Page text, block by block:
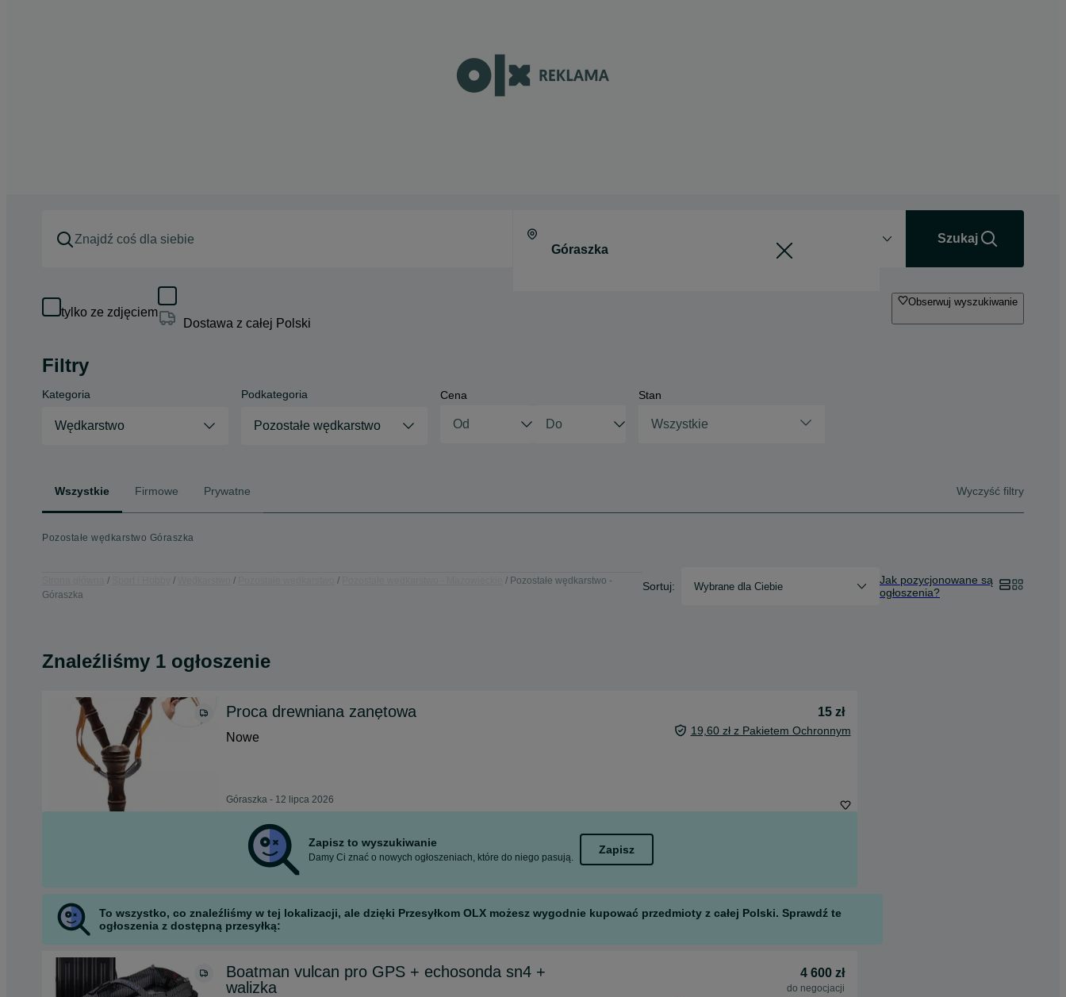
Szukaj
tylko ze zdjęciem
Dostawa z całej Polski
Obserwuj wyszukiwanie
Filtry
Kategoria
Wędkarstwo
Podkategoria
Pozostałe wędkarstwo
Cena Stan
Wszystkie
Wszystkie Firmowe Prywatne Wyczyść filtry
Pozostałe wędkarstwo Góraszka
Pozostałe wędkarstwo -
Góraszka
Sortuj: Wybrane dla Ciebie
Jak pozycjonowane są
ogłoszenia?
Znaleźliśmy 1 ogłoszenie
Proca drewniana zanętowa
15 zł
Nowe
19,60 zł z Pakietem Ochronnym
Góraszka - 12 lipca 2026
Zapisz to wyszukiwanie
Damy Ci znać o nowych ogłoszeniach, które do niego pasują.
Zapisz
To wszystko, co znaleźliśmy w tej lokalizacji, ale dzięki Przesyłkom OLX możesz wygodnie kupować przedmioty z całej Polski. Sprawdź te
ogłoszenia z dostępną przesyłką:
Boatman vulcan pro GPS + echosonda sn4 +
walizka
4 600 zł
do negocjacji